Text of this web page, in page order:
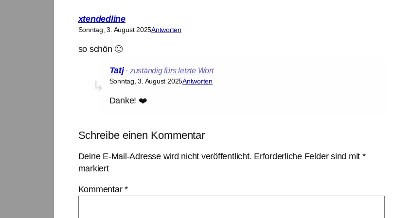
xtendedline
Sonntag, 3. August 2025Antworten
so schön 🙂
Tatj
Sonntag, 3. August 2025Antworten
Danke! ❤️
Schreibe einen Kommentar
Deine E-Mail-Adresse wird nicht veröffentlicht. Erforderliche Felder sind mit *
markiert
Kommentar*